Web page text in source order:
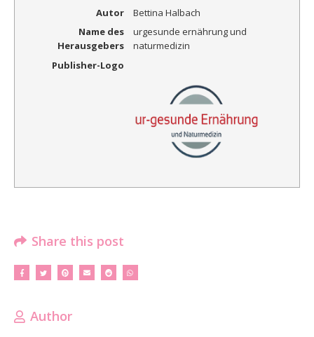
Autor
Bettina Halbach
Name des
Herausgebers
urgesunde ernährung und
naturmedizin
Publisher-Logo
Share this post
Author